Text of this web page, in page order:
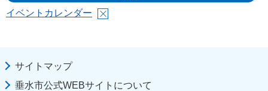
イベントカレンダー
サイトマップ
垂水市公式WEBサイトについて